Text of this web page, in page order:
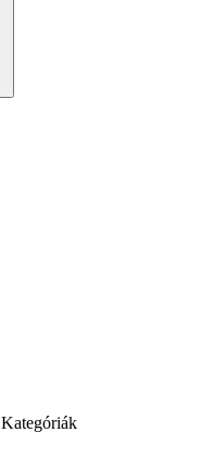
Kategóriák